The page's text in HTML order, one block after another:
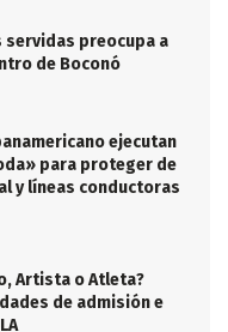
servidas preocupa a
de Boconó
ejecutan
para proteger de
y líneas conductoras
Artista o Atleta?
de admisión e